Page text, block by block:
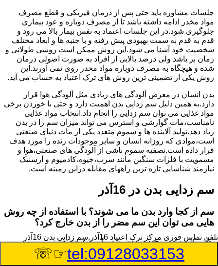
جلسات مشاوره باید حتی پس از درمان فیزیکی و قطع مصرف
مواد مخدر ادامه داشته باشد تا از مصرف دوباره و عود بیماری
جلوگیری شود.در این جلسات اعتماد به نفس بیمار بالا می رود و
قدم به قدم به سمت بهبودی پیش رفته و با جنبه ها و ابعاد مختلف
شخصیت خود آشنا می شود.این روش ممکن است روشی طولانی و
زمان بر باشد ولی درصد بالایی از افراد به صورت اصولی درمان
شده و هیچگاه به مصرف دوباره مواد مخدر روی نمی آورند.این
روش یکی از تضمینی ترین روش های ترک اعتیاد به حساب می آید.
بدن انسان در معرض آلودگی های زیادی مثل آلودگی هوا قرار
دارد.به همین دلیل سم زدایی بدن اهمیت دارد و حتی با خوردن برخی
مواد غذایی می توان سم زدایی را انجام داد.انتخاب مواد غذایی
نامناسب،مات گوارشی و استرس می تواند میزان سم را در بدن
زیاد دهد.تولید آلاینده ها و سموم متعدد یکی از مات دنیای صنعتی
است،موادی که روزانه انسان و سایر موجودات زنده را مورد هدف
قرار داده است.تصفیه سموم ناشی از آلودگی های صنعتی،هوا و
مسمویت با فلزات سنگین مانند سرب،جیوه،کادمیوم و آرسنیک
نیازمند شناسایی تازه ترین راههای مقابله دراین زمینه است.
سم زدایی بدن در 16آذر
سم از کجا وارد بدن ما می شوند؟ با استفاده از چه روش
هایی می توان این سم مضر را از بدن خارج کرد؟
بطور کلی سم موجود در بدن به دو گروه عمده تقسیم می
شوند.بخش بزرگی از این سموم مثل مواد به جا مانده از سموم
گیاهی و آفت کش ها،فلزات سنگین ناشی از آلودگی هوا،انواع
تلفن تماس فوری مرکز ترک اعتیاد 16آذر,سم زدایی بدن 16آذر
tel:09128033153
☞☏